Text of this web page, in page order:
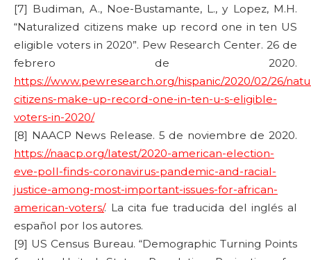
[7] Budiman, A., Noe-Bustamante, L., y Lopez, M.H.
“Naturalized citizens make up record one in ten US
eligible voters in 2020”. Pew Research Center. 26 de
febrero de 2020.
https://www.pewresearch.org/hispanic/2020/02/26/
citizens-make-up-record-one-in-ten-u-s-eligible-
voters-in-2020/
[8] NAACP News Release. 5 de noviembre de 2020.
https://naacp.org/latest/2020-american-election-
eve-poll-finds-coronavirus-pandemic-and-racial-
justice-among-most-important-issues-for-african-
american-voters/. La cita fue traducida del inglés al
español por los autores.
[9] US Census Bureau. “Demographic Turning Points